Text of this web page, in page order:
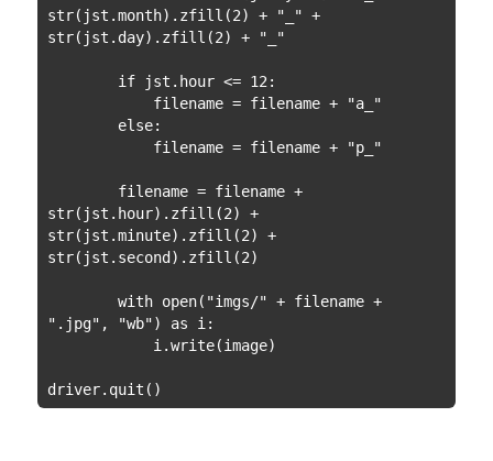
str(jst.month).zfill(2) + "_" +
str(jst.day).zfill(2) + "_"
str(jst.hour).zfill(2) +
str(jst.minute).zfill(2) +
str(jst.second).zfill(2)
        with open("imgs/" + filename +
".jpg", "wb") as i:
driver.quit()